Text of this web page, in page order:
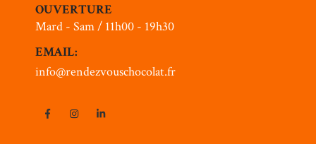
OUVERTURE
Mard - Sam / 11h00 - 19h30
EMAIL:
info@rendezvouschocolat.fr